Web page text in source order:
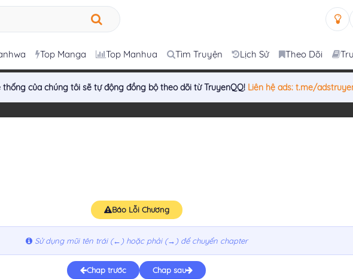
Top Manga Top Manhua Tìm Truyện Lịch Sử Theo Dõi
của chúng tôi sẽ tự động đồng bộ theo dõi từ TruyenQQ! Liên hệ ads: t.me/
Báo Lỗi Chương
Sử dụng mũi tên trái (←) hoặc phải (→) để chuyển chapter
Chap trước Chap sau